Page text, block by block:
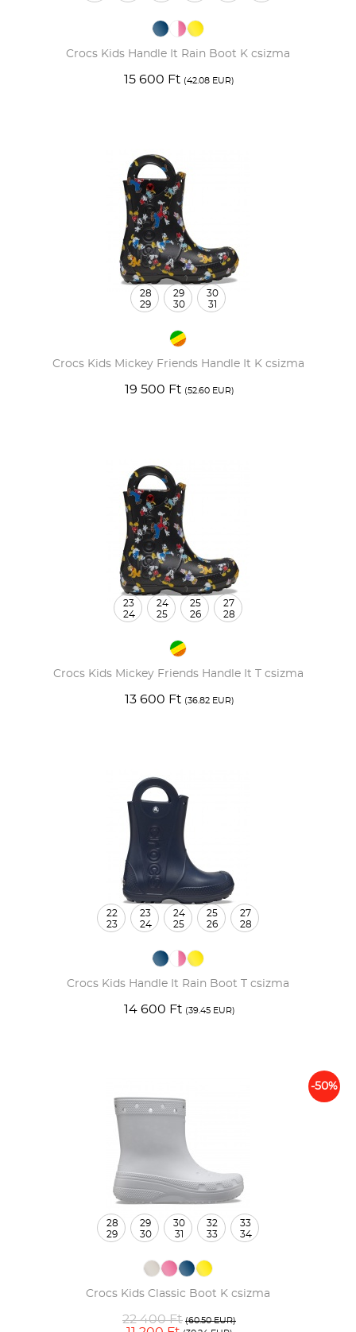
Crocs Kids Handle It Rain Boot K csizma
15 600 Ft (42.08 EUR)
Crocs Kids Mickey Friends Handle It K csizma
19 500 Ft (52.60 EUR)
28
29
29
30
30
31
Crocs Kids Mickey Friends Handle It T csizma
13 600 Ft (36.82 EUR)
23
24
24
25
25
26
27
28
Crocs Kids Handle It Rain Boot T csizma
14 600 Ft (39.45 EUR)
22
23
23
24
24
25
25
26
27
28
-50%
Crocs Kids Classic Boot K csizma
22 400 Ft (60.50 EUR)
28
29
29
30
30
31
32
33
33
34